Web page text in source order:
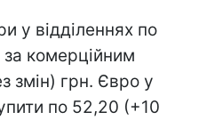
у відділеннях по
за комерційним
змін) грн. Євро у
по 52,20 (+10